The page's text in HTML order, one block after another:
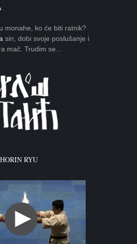
monahe, ko će biti ratnik?
sin, dobi svoje poslušanje i
mač. Trudim se…
RYU